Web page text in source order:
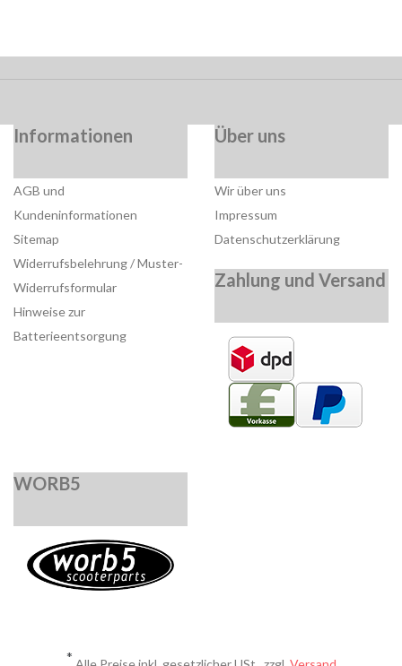
Informationen
AGB und
Kundeninformationen
Sitemap
Widerrufsbelehrung / Muster-
Widerrufsformular
Hinweise zur
Batterieentsorgung
Über uns
Wir über uns
Impressum
Datenschutzerklärung
Zahlung und Versand
WORB5
*